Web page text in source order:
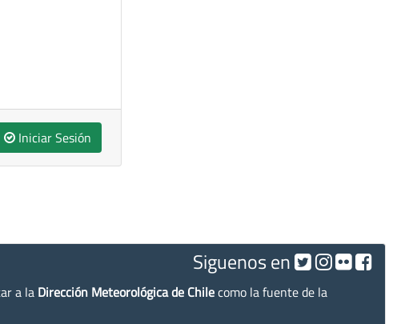
Iniciar Sesión
Siguenos en
a la Dirección Meteorológica de Chilecomo la fuente de la